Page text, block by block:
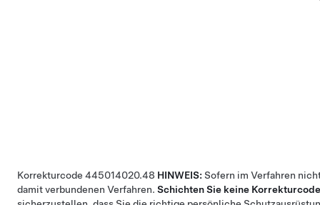
Korrekturcode 445014020.48 HINWEIS: Sofern im Verfahren
damit verbundenen Verfahren. Schichten Sie keine